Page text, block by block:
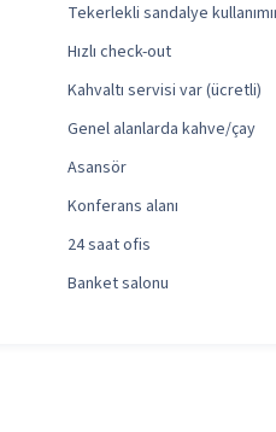
Tekerlekli sandalye
Hızlı check-out
Kahvaltı servisi var (ücretli)
Genel alanlarda kahve/çay
Asansör
Konferans alanı
24 saat ofis
Banket salonu